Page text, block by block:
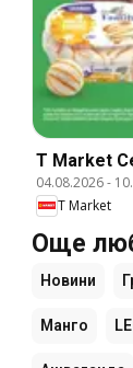
T Market
04.08.2026-
T Market
Още
Новини
Манго